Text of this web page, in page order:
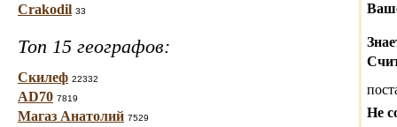
Crakodil 33
Топ 15 географов:
Скилеф 22332
AD70 7819
Магаз Анатолий 7529
Не